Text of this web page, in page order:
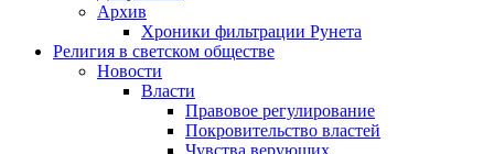
Архив
Хроники фильтрации Рунета
Религия в светском обществе
Новости
Власти
Правовое регулирование
Покровительство властей